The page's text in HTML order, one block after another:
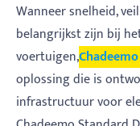
Wanneer snelheid,
belangrijkst zijn bij
voertuigen,
oplossing die is
infrastructuur voor